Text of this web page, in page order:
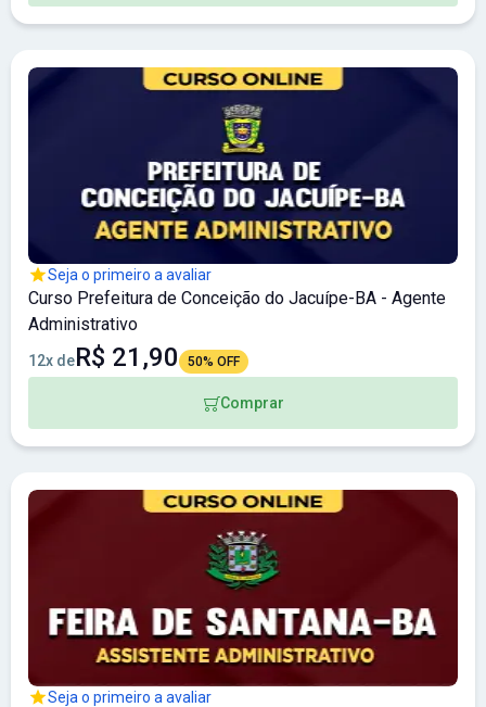
Seja o primeiro a avaliar
Curso Prefeitura de Conceição do Jacuípe-BA - Agente
Administrativo
12x deR$ 21,90 50% OFF
Comprar
Seja o primeiro a avaliar